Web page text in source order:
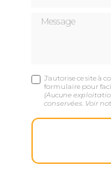
Message
J'autorise ce site à
formulaire pour
(Aucune
conservées. Voir